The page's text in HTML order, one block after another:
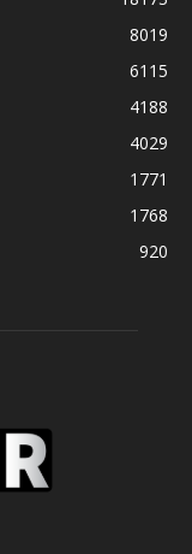
8019
6115
4188
4029
1771
1768
920